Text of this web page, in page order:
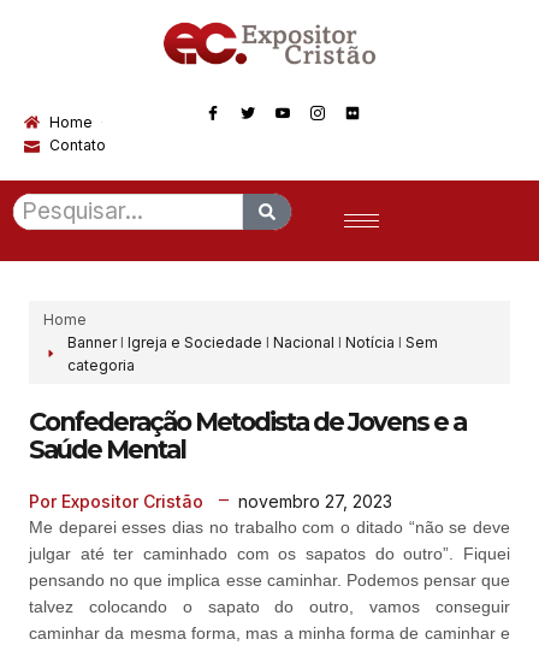
Home
Contato
Home
BannerI Igreja e Sociedade I Nacional I Notícia I Sem
categoria
Confederação Metodista de Jovens e a
Saúde Mental
Por Expositor Cristão novembro 27, 2023
Me deparei esses dias no trabalho com o ditado “não se deve
julgar até ter caminhado com os sapatos do outro”. Fiquei
pensando no que implica esse caminhar. Podemos pensar que
talvez colocando o sapato do outro, vamos conseguir
caminhar da mesma forma, mas a minha forma de caminhar e